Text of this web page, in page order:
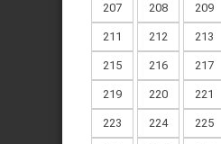
207 208 209
211 212 213
215 216 217
219 220 221
223 224 225